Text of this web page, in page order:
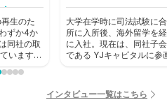
とは？
生のた
ずか4か
同社の取
います。
大学在学時に司法試験に
所に入所後、海外留学を
に入社。現在は、同社子
である YJキャピタルに参
インタビュー一覧はこちら